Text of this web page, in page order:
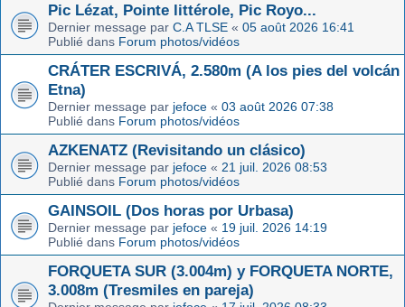
Pic Lézat, Pointe littérole, Pic Royo...
Dernier message par C.A TLSE « 05 août 2026 16:41
Publié dans Forum photos/vidéos
CRÁTER ESCRIVÁ, 2.580m (A los pies del volcán
Etna)
Dernier message par jefoce « 03 août 2026 07:38
Publié dans Forum photos/vidéos
AZKENATZ (Revisitando un clásico)
Dernier message par jefoce « 21 juil. 2026 08:53
Publié dans Forum photos/vidéos
GAINSOIL (Dos horas por Urbasa)
Dernier message par jefoce « 19 juil. 2026 14:19
Publié dans Forum photos/vidéos
FORQUETA SUR (3.004m) y FORQUETA NORTE,
3.008m (Tresmiles en pareja)